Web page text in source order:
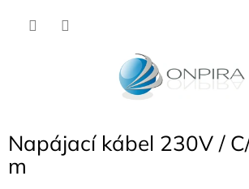
Napájací kábel 230V /
m